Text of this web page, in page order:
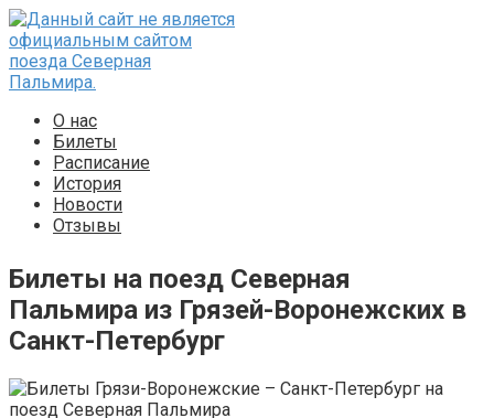
Перейти
к
контенту
О нас
Билеты
Расписание
История
Новости
Отзывы
Билеты на поезд Северная
Пальмира из Грязей-Воронежских в
Санкт-Петербург